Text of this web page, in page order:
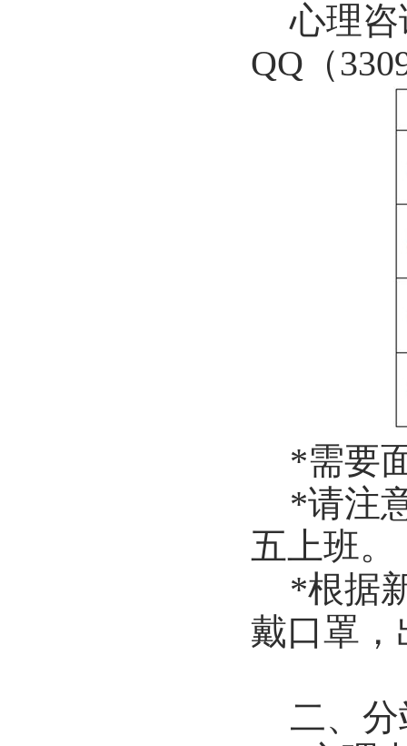
心理咨
QQ（
*需要
*请注
五上班。
*根据
戴口罩，
二、